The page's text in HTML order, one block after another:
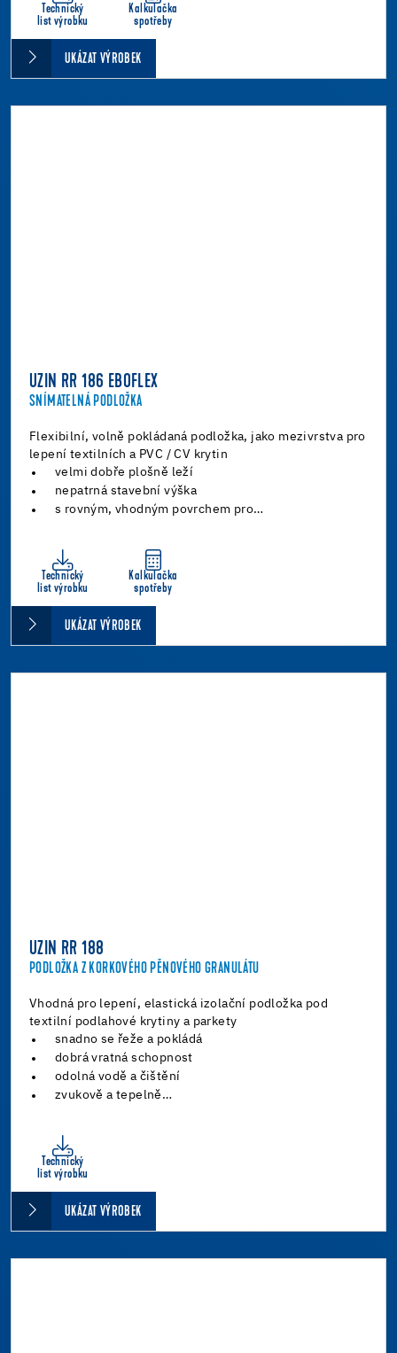
Technický
list výrobku
Kalkulačka
spotřeby
UKÁZAT VÝROBEK
UZIN RR 186 EBOFLEX
SNÍMATELNÁ PODLOŽKA
Flexibilní, volně pokládaná podložka, jako mezivrstva pro
lepení textilních a PVC / CV krytin
velmi dobře plošně leží
nepatrná stavební výška
s rovným, vhodným povrchem pro…
Technický
list výrobku
Kalkulačka
spotřeby
UKÁZAT VÝROBEK
UZIN RR 188
PODLOŽKA Z KORKOVÉHO PĚNOVÉHO GRANULÁTU
Vhodná pro lepení, elastická izolační podložka pod
textilní podlahové krytiny a parkety
snadno se řeže a pokládá
dobrá vratná schopnost
odolná vodě a čištění
zvukově a tepelně…
Technický
list výrobku
UKÁZAT VÝROBEK